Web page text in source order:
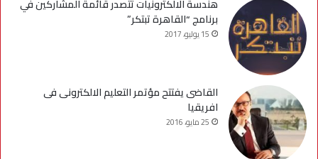
هندسة الالكترونيات تتصدر قائمة المشاركين في
برنامج “القاهرة تبتكر”
15 يوليو، 2017
القاضى يفتتح مؤتمر التعليم الالكترونى فى
افريقيا
25 مايو، 2016